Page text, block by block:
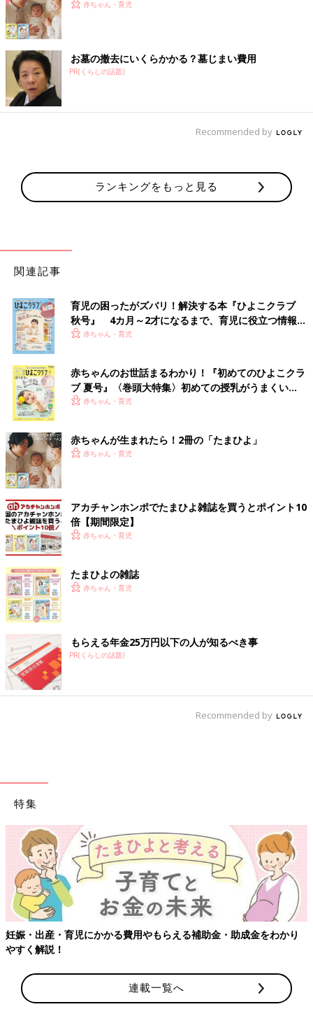
赤ちゃん・育児
お墓の撤去にいくらかかる？墓じまい費用
PR(くらしの話題)
Recommended by
ランキングをもっと見る
関連記事
育児の困ったがズバリ！解決する本『ひよこクラブ
秋号』 4カ月～2才になるまで、育児に役立つ情報が
いっぱい！
赤ちゃん・育児
赤ちゃんのお世話まるわかり！『初めてのひよこクラ
ブ 夏号』〈巻頭大特集〉初めての授乳がうまくい
く！ おっぱい・ミルクの基本と夏のトラブル 解決テ
赤ちゃん・育児
赤ちゃんが生まれたら！2冊の「たまひよ」
赤ちゃん・育児
アカチャンホンポでたまひよ雑誌を買うとポイント10
倍【期間限定】
赤ちゃん・育児
たまひよの雑誌
赤ちゃん・育児
もらえる年金25万円以下の人が知るべき事
PR(くらしの話題)
Recommended by
特集
【ワクチン接種できるものも】妊婦の感染症対策、知っておいて！
連載一覧へ